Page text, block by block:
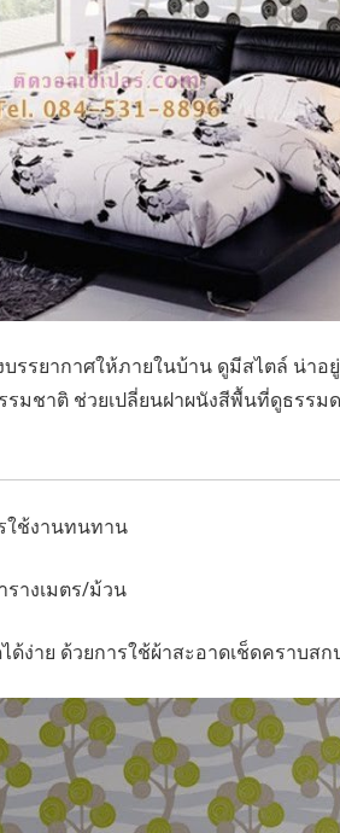
รรยากาศให้ภายในบ้าน ดูมีสไตล์ น่าอยู่
มชาติ ช่วยเปลี่ยนฝาผนังสีพื้นที่ดูธรรม
ใช้งานทนทาน
รางเมตร/ม้วน
ด้ง่าย ด้วยการใช้ผ้าสะอาดเช็ดคราบส